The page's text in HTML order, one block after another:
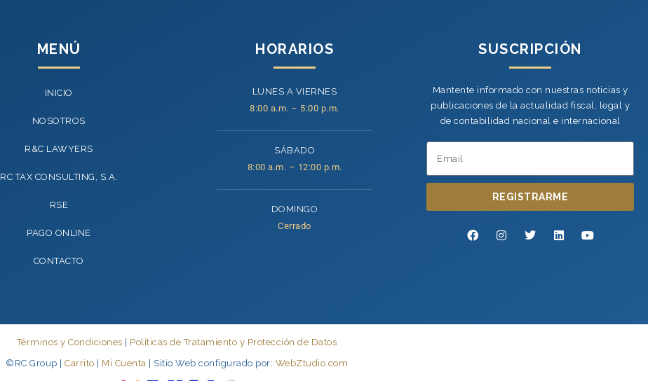
MENÚ
INICIO
NOSOTROS
R&C LAWYERS
RC TAX CONSULTING, S.A.
RSE
PAGO ONLINE
CONTACTO
HORARIOS
LUNES A VIERNES
8:00 a.m. – 5:00 p.m.
SÁBADO
8:00 a.m. – 12:00 p.m.
DOMINGO
Cerrado
SUSCRIPCIÓN
Mantente informado con nuestras noticias y
publicaciones de la actualidad fiscal, legal y
de contabilidad nacional e internacional
REGISTRARME
Términos y Condiciones
Políticas de Tratamiento y Protección de Datos
©RC Group | Carrito Mi Cuenta | Sitio Web configurado por: WebZtudio.com